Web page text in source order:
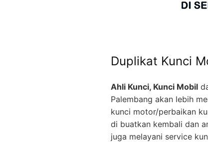
Duplikat Kunci
Ahli Kunci, Kunci Mobil
Palembang akan lebih
kunci motor/perbaikan
di buatkan kembali dan
juga melayani service